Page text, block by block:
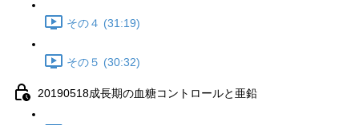
その４ (31:19)
その５ (30:32)
20190518成長期の血糖コントロールと亜鉛